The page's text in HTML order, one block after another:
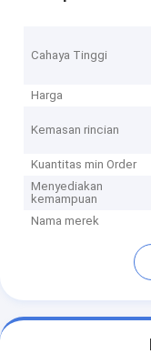
Cahaya Tinggi
Harga
Kemasan rincian
Kuantitas min Order
Menyediakan
kemampuan
Nama merek